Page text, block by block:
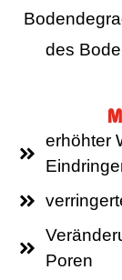
des
erhöhter
Poren